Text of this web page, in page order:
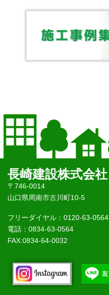
長崎建設株式会社
〒746-0014
山口県周南市古川町10-5
フリーダイヤル：0120-63-0564
電話：0834-63-0564
FAX:0834-64-0032